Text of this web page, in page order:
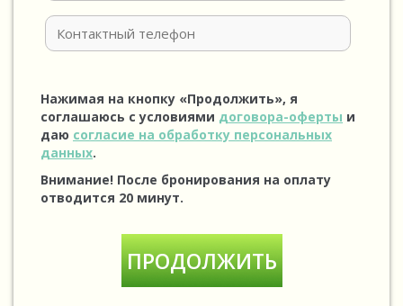
Нажимая на кнопку «Продолжить», я
соглашаюсь с условиями договора-оферты и
даю согласие на обработку персональных
данных.
Внимание! После бронирования на оплату
отводится 20 минут.